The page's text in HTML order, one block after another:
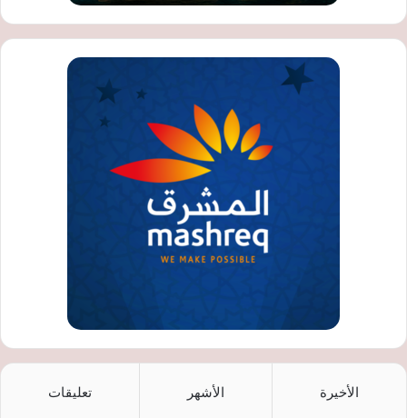
الأخيرة الأشهر تعليقات